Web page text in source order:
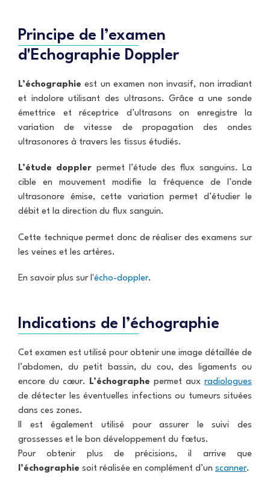
n
s
o
é
t
r
e
e
M
L
y
o
n
N
o
d
p
t
e
o
f
s
s
i
n
e
l
i
e
n
u
e
s
Principe de l’examen
d'Echographie Doppler
L’échographie est un examen non invasif, non irradiant
et indolore utilisant des ultrasons. Grâce a une sonde
émettrice et réceptrice d’ultrasons on enregistre la
variation de vitesse de propagation des ondes
ultrasonores à travers les tissus étudiés.
L’étude doppler permet l’étude des flux sanguins. La
cible en mouvement modifie la fréquence de l’onde
ultrasonore émise, cette variation permet d’étudier le
débit et la direction du flux sanguin.
Cette technique permet donc de réaliser des examens sur
les veines et les artères.
En savoir plus sur l'écho-doppler.
Indications de l’échographie
Cet examen est utilisé pour obtenir une image détaillée de
l’abdomen, du petit bassin, du cou, des ligaments ou
encore du cœur.
L’échographe permet aux radiologues
de détecter les éventuelles infections ou tumeurs situées
dans ces zones.
Il est également utilisé pour assurer le suivi des
grossesses et le bon développement du fœtus.
Pour obtenir plus de précisions, il arrive que
l’échographie soit réalisée en complément d’un scanner.